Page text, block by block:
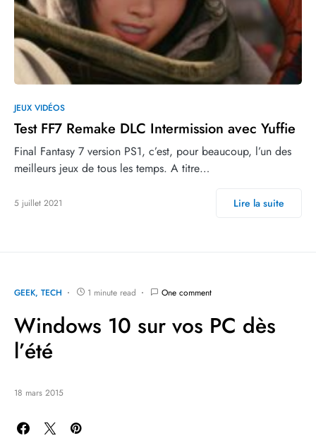
JEUX VIDÉOS
Test FF7 Remake DLC Intermission avec Yuffie
Final Fantasy 7 version PS1, c’est, pour beaucoup, l’un des
meilleurs jeux de tous les temps. A titre…
5 juillet 2021 Lire la suite
GEEK TECH 1 minute read One comment
Windows 10 sur vos PC dès
l’été
18 mars 2015